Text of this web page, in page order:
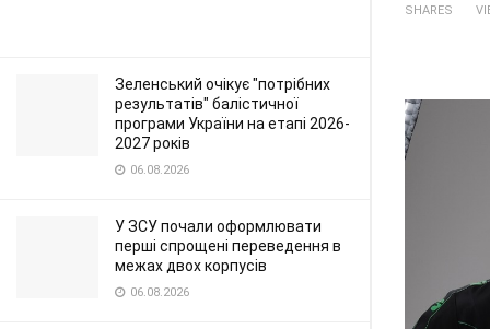
Зеленський очікує "потрібних
результатів" балістичної
програми України на етапі 2026-
2027 років
06.08.2026
У ЗСУ почали оформлювати
перші спрощені переведення в
межах двох корпусів
06.08.2026
SHARES